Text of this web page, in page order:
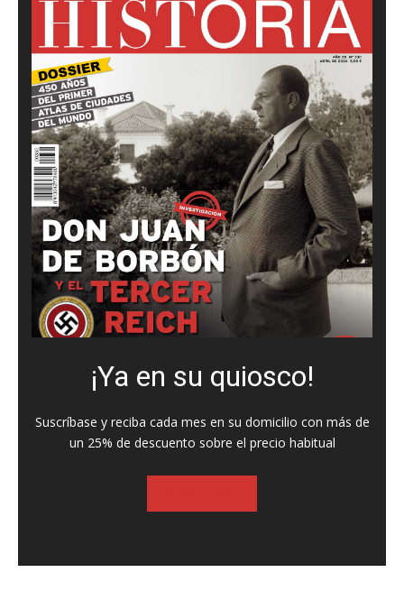
¡Ya en su quiosco!
Suscríbase y reciba cada mes en su domicilio con más de
un 25% de descuento sobre el precio habitual